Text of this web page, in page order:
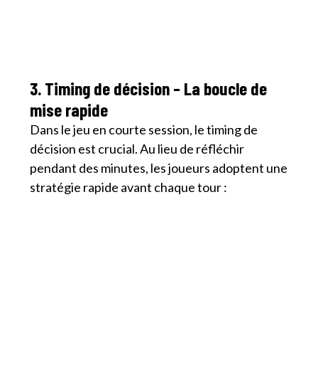
3. Timing de décision – La boucle de
mise rapide
Dans le jeu en courte session, le timing de
décision est crucial. Au lieu de réfléchir
pendant des minutes, les joueurs adoptent une
stratégie rapide avant chaque tour :